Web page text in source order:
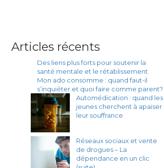
Articles récents
Des liens plus forts pour soutenir la
santé mentale et le rétablissement
Mon ado consomme : quand faut-il
s’inquiéter et quoi faire comme parent?
Automédication : quand les
jeunes cherchent à apaiser
leur souffrance
Réseaux sociaux et vente
de drogues – La
dépendance en un clic